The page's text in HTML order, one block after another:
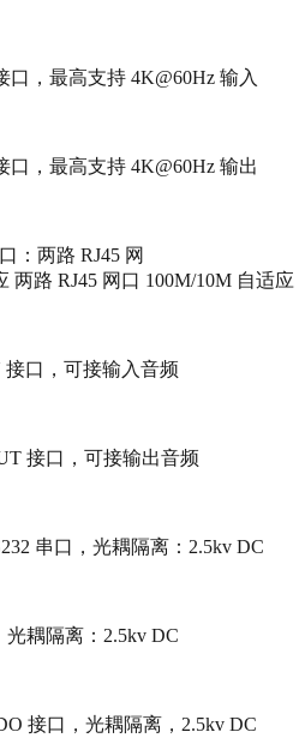
，最高支持 4K@60Hz 输入
口，最高支持 4K@60Hz 输出
：两路 RJ45 网
两路 RJ45 网口 100M/10M 自适应
接口，可接输入音频
接口，可接输出音频
串口，光耦隔离：2.5kv DC
光耦隔离：2.5kv DC
接口，光耦隔离，2.5kv DC